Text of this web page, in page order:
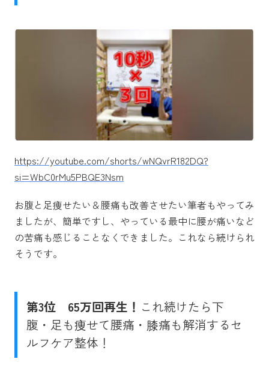
https://youtube.com/shorts/wNQvrR182DQ?
si=WbC0rMu5PBQE3Nsm
お腹と足痩せたい＆腰痛も改善させたい筆者もやってみ
ましたが、簡単ですし、やっている最中に腰が痛いなど
の苦痛も感じることなくできました。これなら続けられ
そうです。
第3位 65万回再生！ これ続けたら下
腹・足も痩せて腰痛・膝痛も解消するセ
ルフケア整体！